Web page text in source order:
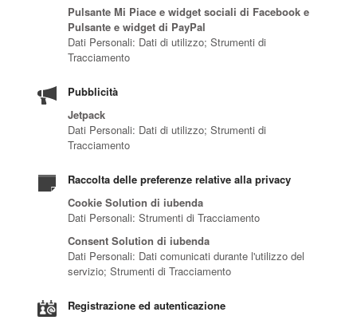
Pulsante Mi Piace e widget sociali di Facebook e
Pulsante e widget di PayPal
Dati Personali: Dati di utilizzo; Strumenti di
Tracciamento
Pubblicità
Jetpack
Dati Personali: Dati di utilizzo; Strumenti di
Tracciamento
Raccolta delle preferenze relative alla privacy
Cookie Solution di iubenda
Dati Personali: Strumenti di Tracciamento
Consent Solution di iubenda
Dati Personali: Dati comunicati durante l'utilizzo del
servizio; Strumenti di Tracciamento
Registrazione ed autenticazione